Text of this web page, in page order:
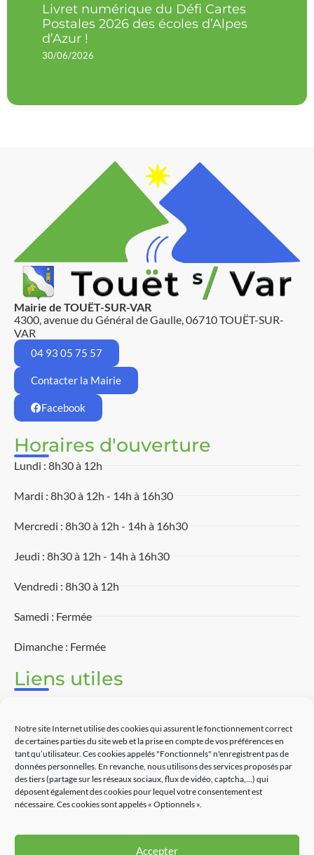
Notre site Internet utilise des cookies qui assurent le fonctionnement correct
de certaines parties du site web et la prise en compte de vos préférences en
tant qu’utilisateur. Ces cookies appelés "Fonctionnels" n'enregistrent pas de
données personnelles. En revanche, nous utilisons des services proposés par
des tiers (partage sur les réseaux sociaux, flux de vidéo, captcha,...) qui
déposent également des cookies pour lequel votre consentement est
nécessaire. Ces cookies sont appelés « Optionnels ».
Accepter
Livret numérique du Défi Cartes
Postales 2026 des écoles d’Alpes
d’Azur !
30/06/2026
Mairie de TOUËT-SUR-VAR
4300, avenue du Général de Gaulle, 06710 TOUËT-SUR-
VAR
04 93 05 75 57
Contacter la Mairie
Facebook
Horaires d'ouverture
Lundi : 8h30 à 12h
Mardi : 8h30 à 12h - 14h à 16h30
Mercredi : 8h30 à 12h - 14h à 16h30
Jeudi : 8h30 à 12h - 14h à 16h30
Vendredi : 8h30 à 12h
Samedi : Fermée
Dimanche : Fermée
Liens utiles
Découvrir Touët-sur-Var
Commerces
Contact